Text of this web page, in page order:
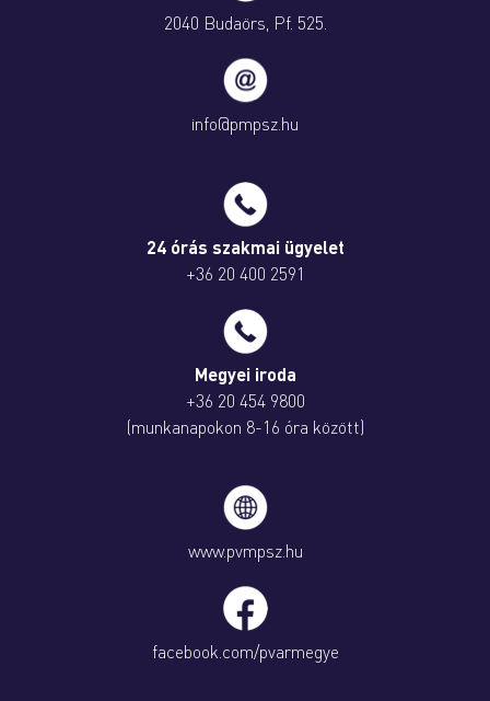
2040 Budaörs, Pf. 525.
info@pmpsz.hu
24 órás szakmai ügyelet
+36 20 400 2591
Megyei iroda
+36 20 454 9800
(munkanapokon 8-16 óra között)
www.pvmpsz.hu
facebook.com/pvarmegye